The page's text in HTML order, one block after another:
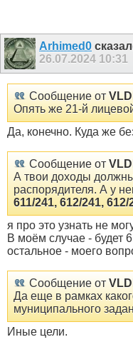
Arhimed0
26.07.2024 10:31
Сообщение от
Опять же 21-й
Да, конечно. Куда же
Сообщение от
А твои доходы
распорядителя. А у
611/241, 612/241,
я про это узнать не
В моём случае - будет
остальное - моего
Сообщение от
Да еще в рамках
муниципального
Иные цели.